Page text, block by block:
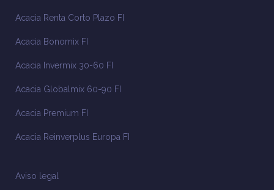
Acacia Renta Corto Plazo FI
Acacia Bonomix FI
Acacia Invermix 30-60 FI
Acacia Globalmix 60-90 FI
Acacia Premium FI
Acacia Reinverplus Europa FI
Aviso legal